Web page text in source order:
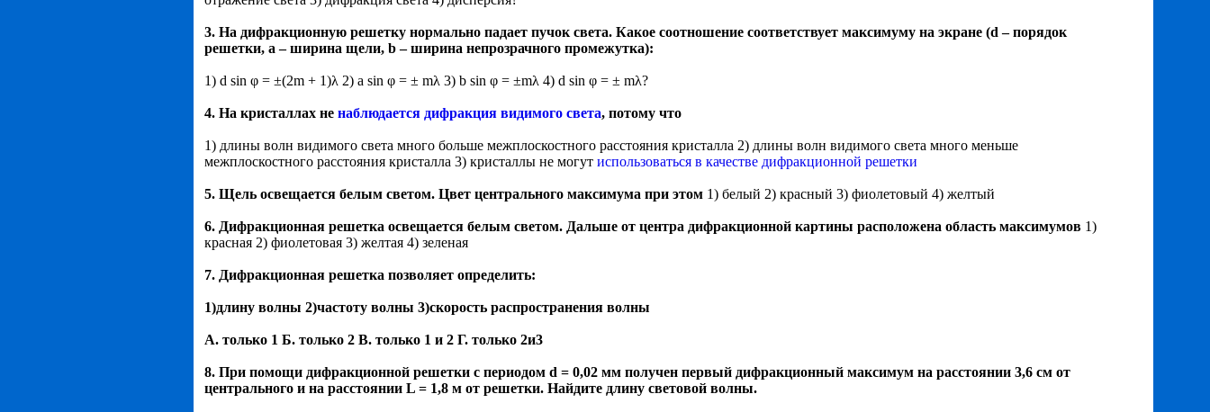
3. На дифракционную решетку нормально падает пучок света. Какое соотношение соответствует максимуму на экране (d – порядок
решетки, а – ширина щели, b – ширина непрозрачного промежутка):
1) d sin φ = ±(2m + 1)λ 2) a sin φ = ± mλ 3) b sin φ = ±mλ 4) d sin φ = ± mλ?
4. На кристаллах не наблюдается дифракция видимого света, потому что
1) длины волн видимого света много больше межплоскостного расстояния кристалла 2) длины волн видимого света много меньше
межплоскостного расстояния кристалла 3) кристаллы не могут использоваться в качестве дифракционной решетки
5. Щель освещается белым светом. Цвет центрального максимума при этом 1) белый 2) красный 3) фиолетовый 4) желтый
6. Дифракционная решетка освещается белым светом. Дальше от центра дифракционной картины расположена область максимумов 1)
красная 2) фиолетовая 3) желтая 4) зеленая
7. Дифракционная решетка позволяет определить:
1)длину волны 2)частоту волны 3)скорость распространения волны
А. только 1 Б. только 2 В. только 1 и 2 Г. только 2и3
8. При помощи дифракционной решетки с периодом d = 0,02 мм получен первый дифракционный максимум на расстоянии 3,6 см от
центрального и на расстоянии L = 1,8 м от решетки. Найдите длину световой волны.